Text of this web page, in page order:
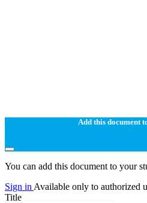
Add this document
You can add this document to your
Sign in Available only to authorized
Title